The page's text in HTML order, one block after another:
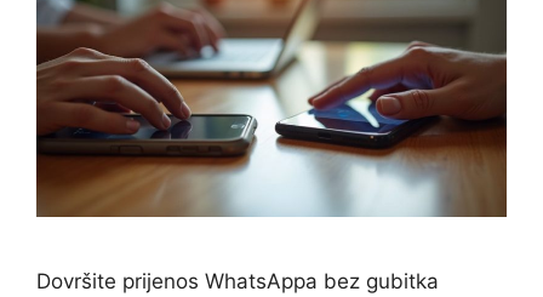
Dovršite prijenos WhatsAppa bez gubitka